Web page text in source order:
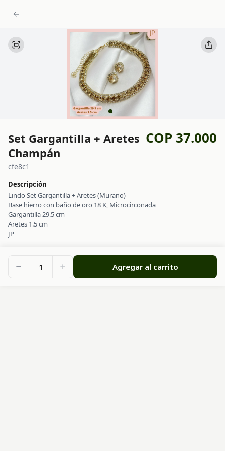
Set Gargantilla + Aretes
Champán
COP 37.000
cfe8c1
Descripción
Lindo Set Gargantilla + Aretes (Murano)
Base hierro con baño de oro 18 K, Microcirconada
Gargantilla 29.5 cm
Aretes 1.5 cm
JP
1 Agregar al carrito